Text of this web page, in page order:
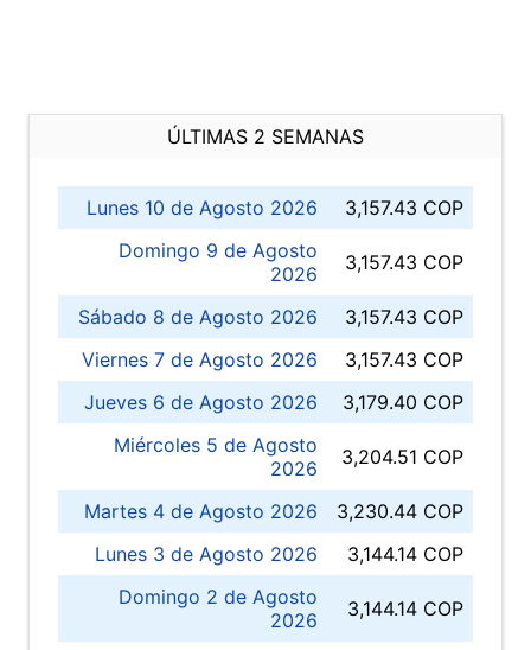
ÚLTIMAS 2 SEMANAS
Lunes 10 de Agosto 2026
3,157.43 COP
Domingo 9 de Agosto
2026
3,157.43 COP
Sábado 8 de Agosto 2026
3,157.43 COP
Viernes 7 de Agosto 2026
3,157.43 COP
Jueves 6 de Agosto 2026
3,179.40 COP
Miércoles 5 de Agosto
2026
3,204.51 COP
Martes 4 de Agosto 2026
3,230.44 COP
Lunes 3 de Agosto 2026
3,144.14 COP
Domingo 2 de Agosto
2026
3,144.14 COP